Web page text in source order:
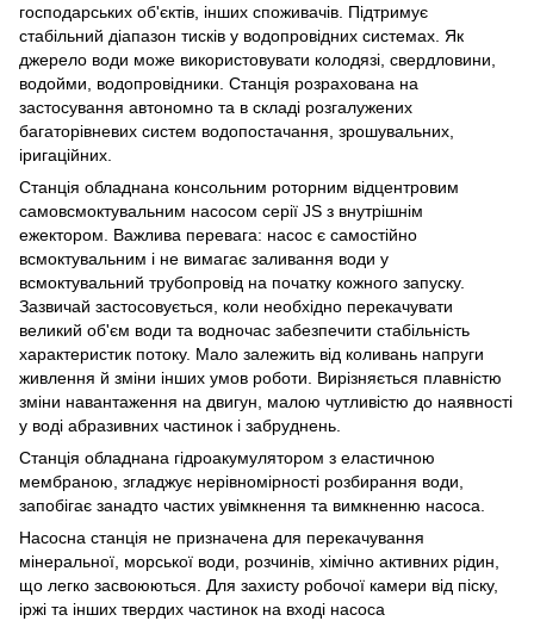
господарських об'єктів, інших споживачів. Підтримує
стабільний діапазон тисків у водопровідних системах. Як
джерело води може використовувати колодязі, свердловини,
водойми, водопровідники. Станція розрахована на
застосування автономно та в складі розгалужених
багаторівневих систем водопостачання, зрошувальних,
іригаційних.
Станція обладнана консольним роторним відцентровим
самовсмоктувальним насосом серії JS з внутрішнім
ежектором. Важлива перевага: насос є самостійно
всмоктувальним і не вимагає заливання води у
всмоктувальний трубопровід на початку кожного запуску.
Зазвичай застосовується, коли необхідно перекачувати
великий об'єм води та водночас забезпечити стабільність
характеристик потоку. Мало залежить від коливань напруги
живлення й зміни інших умов роботи. Вирізняється плавністю
зміни навантаження на двигун, малою чутливістю до наявності
у воді абразивних частинок і забруднень.
Станція обладнана гідроакумулятором з еластичною
мембраною, згладжує нерівномірності розбирання води,
запобігає занадто частих увімкнення та вимкненню насоса.
Насосна станція не призначена для перекачування
мінеральної, морської води, розчинів, хімічно активних рідин,
що легко засвоюються. Для захисту робочої камери від піску,
іржі та інших твердих частинок на вході насоса